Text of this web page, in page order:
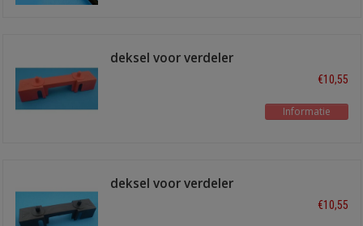
deksel voor verdeler
€10,55
Informatie
deksel voor verdeler
€10,55